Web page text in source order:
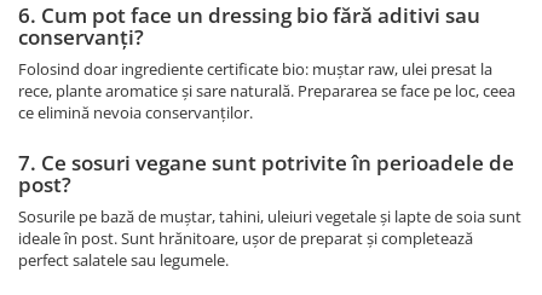
6. Cum pot face un dressing bio fără aditivi sau
conservanți?
Folosind doar ingrediente certificate bio: muștar raw, ulei presat la
rece, plante aromatice și sare naturală. Prepararea se face pe loc, ceea
ce elimină nevoia conservanților.
7. Ce sosuri vegane sunt potrivite în perioadele de
post?
Sosurile pe bază de muștar, tahini, uleiuri vegetale și lapte de soia sunt
ideale în post. Sunt hrănitoare, ușor de preparat și completează
perfect salatele sau legumele.